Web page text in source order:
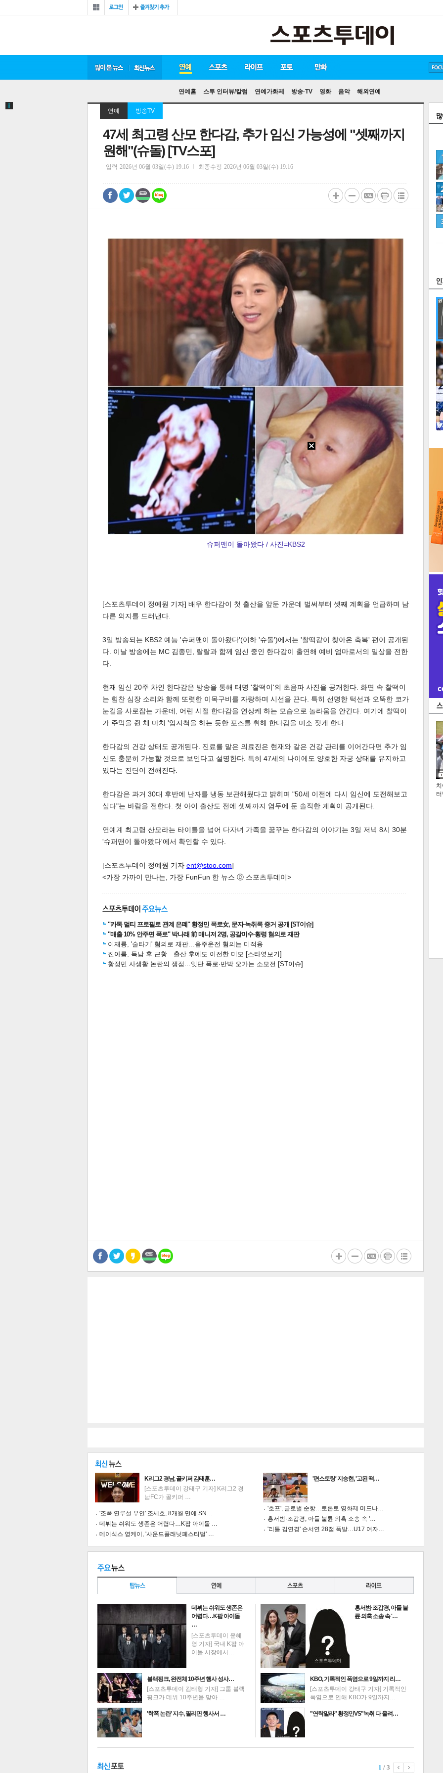
보
기
인
최신 뉴스 연예
연예홈 스투 인터뷰/칼럼 연예가화제 방송·TV 영화 음악 해외연예
스포츠 라이프 포토
만화
연예 방송TV
47세 최고령 산모 한다감, 추가 임신 가능성에 "셋째까지
원해"(슈돌) [TV스포]
입력 2026년 06월 03일(수) 19:16 최종수정 2026년 06월 03일(수) 19:16
터 공 공유
네이
버블
달기
0
url 복 인쇄 목록
슈퍼맨이 돌아왔다 / 사진=KBS2
[스포츠투데이 정예원 기자] 배우 한다감이 첫 출산을 앞둔 가운데 벌써부터 셋째 계획을 언급하며 남
다른 의지를 드러낸다.
3일 방송되는 KBS2 예능 '슈퍼맨이 돌아왔다'(이하 '슈돌')에서는 '찰떡같이 찾아온 축복' 편이 공개된
다. 이날 방송에는 MC 김종민, 랄랄과 함께 임신 중인 한다감이 출연해 예비 엄마로서의 일상을 전한
다.
현재 임신 20주 차인 한다감은 방송을 통해 태명 '찰떡이'의 초음파 사진을 공개한다. 화면 속 찰떡이
는 힘찬 심장 소리와 함께 또렷한 이목구비를 자랑하며 시선을 끈다. 특히 선명한 턱선과 오뚝한 코가
눈길을 사로잡는 가운데, 어린 시절 한다감을 연상케 하는 모습으로 놀라움을 안긴다. 여기에 찰떡이
가 주먹을 쥔 채 마치 '엄지척을 하는 듯한 포즈를 취해 한다감을 미소 짓게 한다.
한다감의 건강 상태도 공개된다. 진료를 맡은 의료진은 현재와 같은 건강 관리를 이어간다면 추가 임
신도 충분히 가능할 것으로 보인다고 설명한다. 특히 47세의 나이에도 양호한 자궁 상태를 유지하고
있다는 진단이 전해진다.
한다감은 과거 30대 후반에 난자를 냉동 보관해뒀다고 밝히며 "50세 이전에 다시 임신에 도전해보고
싶다"는 바람을 전한다. 첫 아이 출산도 전에 셋째까지 염두에 둔 솔직한 계획이 공개된다.
연예계 최고령 산모라는 타이틀을 넘어 다자녀 가족을 꿈꾸는 한다감의 이야기는 3일 저녁 8시 30분
'슈퍼맨이 돌아왔다'에서 확인할 수 있다.
[스포츠투데이 정예원 기자 ent@stoo.com]
<가장 가까이 만나는, 가장 FunFun 한 뉴스 ⓒ 스포츠투데이>
"카톡 멀티 프로필로 관계 은폐" 황정민 폭로女, 문자·녹취록 증거 공개 [ST이슈]
"매출 10% 안주면 폭로" 박나래 前 매니저 2명, 공갈미수·횡령 혐의로 재판
이재룡, '술타기' 혐의로 재판…음주운전 혐의는 미적용
진아름, 득남 후 근황…출산 후에도 여전한 미모 [스타엿보기]
황정민 사생활 논란의 쟁점…잇단 폭로·반박 오가는 소모전 [ST이슈]
페이 트위 밴드 네이
최신뉴스
K리그2 경남, 골키퍼 김태훈…
[스포츠투데이 강태구 기자] K리그2 경
남FC가 골키퍼 …
'조폭 연루설 부인' 조세호, 8개월 만에 SN…
데뷔는 쉬워도 생존은 어렵다…K팝 아이돌 …
데이식스 영케이, '사운드플래닛페스티벌' …
'편스토랑' 지승현, '고된 떡…
'호프', 글로벌 순항…토론토 영화제 미드나…
홍서범·조갑경, 아들 불륜 의혹 소송 속 '…
'리틀 김연경' 손서연 28점 폭발…U17 여자…
데뷔는 쉬워도 생존은
어렵다…K팝 아이돌
…
[스포츠투데이 윤혜
영 기자] 국내 K팝 아
이돌 시장에서…
블랙핑크, 완전체 10주년 행사 성사…
[스포츠투데이 김태형 기자] 그룹 블랙
핑크가 데뷔 10주년을 맞아 …
'학폭 논란' 지수, 필리핀 행사서 …
홍서범·조갑경, 아들 불
륜 의혹 소송 속 '…
KBO, 기록적인 폭염으로 9일까지 리…
[스포츠투데이 강태구 기자] 기록적인
폭염으로 인해 KBO가 9일까지…
"연락말라" 황정민VS"녹취 다 올려…
1 / 3
연예
2